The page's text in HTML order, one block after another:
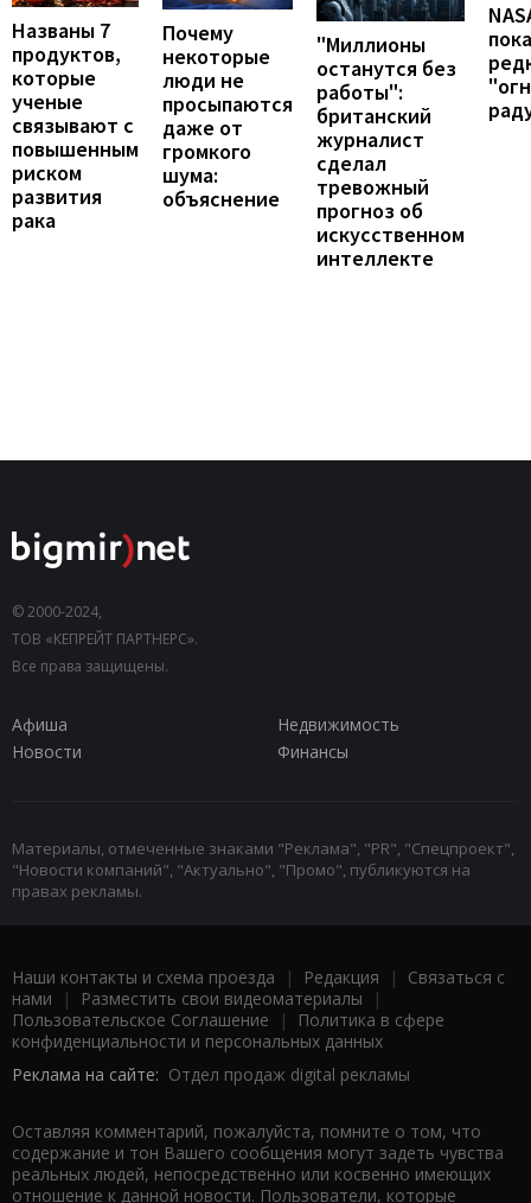
Названы 7
продуктов,
которые
ученые
связывают с
повышенным
риском
развития
рака
Почему
некоторые
люди не
просыпаются
даже от
громкого
шума:
объяснение
"Миллионы
останутся без
работы":
британский
журналист
сделал
тревожный
прогноз об
искусственном
интеллекте
© 2000-2024,
ТОВ «КЕПРЕЙТ ПАРТНЕРС».
Все права защищены.
Афиша
Недвижимость
Новости
Финансы
Материалы, отмеченные знаками "Реклама", "PR", "Спецпроект",
"Новости компаний", "Актуально", "Промо", публикуются на
правах рекламы.
Наши контакты и схема проезда | Редакция | Связаться с
нами | Разместить свои видеоматериалы |
Пользовательское Соглашение |
Политика в сфере
конфиденциальности и персональных данных
Реклама на сайте: Отдел продаж digital рекламы
Оставляя комментарий, пожалуйста, помните о том, что
содержание и тон Вашего сообщения могут задеть чувства
реальных людей, непосредственно или косвенно имеющих
отношение к данной новости. Пользователи, которые